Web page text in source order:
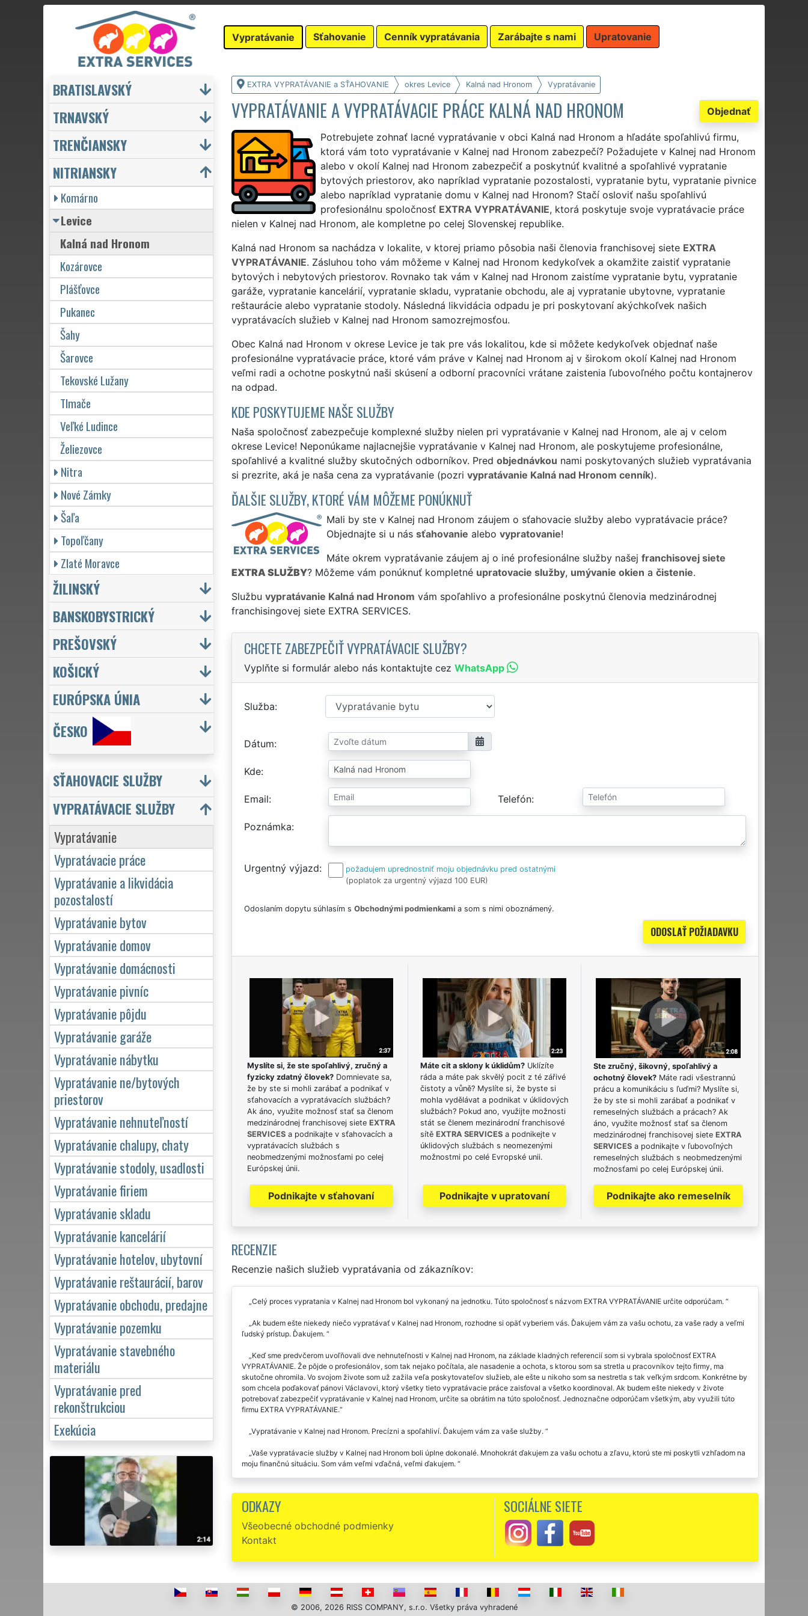
Vypratávanie Sťahovanie Cenník vypratávania Zarábajte s nami Upratovanie
EXTRA VYPRATÁVANIE a SŤAHOVANIE okres Levice Kalná nad Hronom Vypratávanie
Objednať
VYPRATÁVANIE A VYPRATÁVACIE PRÁCE KALNÁ NAD HRONOM
Potrebujete zohnať lacné vypratávanie v obci Kalná nad Hronom a hľadáte spoľahlivú firmu,
ktorá vám toto vypratávanie v Kalnej nad Hronom zabezpečí? Požadujete v Kalnej nad Hronom
alebo v okolí Kalnej nad Hronom zabezpečiť a poskytnúť kvalitné a spoľahlivé vypratanie
bytových priestorov, ako napríklad vypratanie pozostalosti, vypratanie bytu, vypratanie pivnice
alebo napríklad vypratanie domu v Kalnej nad Hronom? Stačí osloviť našu spoľahlivú
profesionálnu spoločnosť EXTRA VYPRATÁVANIE, ktorá poskytuje svoje vypratávacie práce
nielen v Kalnej nad Hronom, ale kompletne po celej Slovenskej republike.
Kalná nad Hronom sa nachádza v lokalite, v ktorej priamo pôsobia naši členovia franchisovej siete EXTRA
VYPRATÁVANIE. Zásluhou toho vám môžeme v Kalnej nad Hronom kedykoľvek a okamžite zaistiť vypratanie
bytových i nebytových priestorov. Rovnako tak vám v Kalnej nad Hronom zaistíme vypratanie bytu, vypratanie
garáže, vypratanie kancelárií, vypratanie skladu, vypratanie obchodu, ale aj vypratanie ubytovne, vypratanie
reštaurácie alebo vypratanie stodoly. Následná likvidácia odpadu je pri poskytovaní akýchkoľvek našich
vypratávacích služieb v Kalnej nad Hronom samozrejmosťou.
Obec Kalná nad Hronom v okrese Levice je tak pre vás lokalitou, kde si môžete kedykoľvek objednať naše
profesionálne vypratávacie práce, ktoré vám práve v Kalnej nad Hronom aj v širokom okolí Kalnej nad Hronom
veľmi radi a ochotne poskytnú naši skúsení a odborní pracovníci vrátane zaistenia ľubovoľného počtu kontajnerov
na odpad.
KDE POSKYTUJEME NAŠE SLUŽBY
Naša spoločnosť zabezpečuje komplexné služby nielen pri vypratávanie v Kalnej nad Hronom, ale aj v celom
okrese Levice! Neponúkame najlacnejšie vypratávanie v Kalnej nad Hronom, ale poskytujeme profesionálne,
spoľahlivé a kvalitné služby skutočných odborníkov. Pred objednávkou nami poskytovaných služieb vypratávania
si prezrite, aká je naša cena za vypratávanie (pozri vypratávanie Kalná nad Hronom cenník).
ĎALŠIE SLUŽBY, KTORÉ VÁM MÔŽEME PONÚKNUŤ
Mali by ste v Kalnej nad Hronom záujem o sťahovacie služby alebo vypratávacie práce?
Objednajte si u nás sťahovanie alebo vypratovanie!
Máte okrem vypratávanie záujem aj o iné profesionálne služby našej franchisovej siete
EXTRA SLUŽBY? Môžeme vám ponúknuť kompletné upratovacie služby, umývanie okien a čistenie.
Službu vypratávanie Kalná nad Hronom vám spoľahlivo a profesionálne poskytnú členovia medzinárodnej
franchisingovej siete EXTRA SERVICES.
CHCETE ZABEZPEČIŤ VYPRATÁVACIE SLUŽBY?
Vyplňte si formulár alebo nás kontaktujte cez WhatsApp
Služba
Dátum
Kde
Email Telefón
Poznámka
Urgentný výjazd
požadujem uprednostniť moju objednávku pred ostatnými
(poplatok za urgentný výjazd 100 EUR)
Odoslaním dopytu súhlasím s Obchodnými podmienkamia som s nimi oboznámený.
Myslíte si, že ste spoľahlivý, zručný a
fyzicky zdatný človek?Domnievate sa,
že by ste si mohli zarábať a podnikať v
sťahovacích a vypratávacích službách?
Ak áno, využite možnosť stať sa členom
medzinárodnej franchisovej siete EXTRA
SERVICESa podnikajte v sťahovacích a
vypratávacích službách s
neobmedzenými možnosťami po celej
Európskej únii.
Podnikajte v sťahovaní
Máte cit a sklony k úklidům?Uklízíte
ráda a máte pak skvělý pocit z té zářivé
čistoty a vůně? Myslíte si, že byste si
mohla vydělávat a podnikat v úklidových
službách? Pokud ano, využijte možnosti
stát se členem mezinárodní franchisové
sítě EXTRA SERVICESa podnikejte v
úklidových službách s neomezenými
možnostmi po celé Evropské unii.
Podnikajte v upratovaní
Ste zručný, šikovný, spoľahlivý a
ochotný človek? Máte radi všestrannú
prácu a komunikáciu s ľuďmi? Myslíte si,
že by ste si mohli zarábať a podnikať v
remeselných službách a prácach? Ak
áno, využite možnosť stať sa členom
medzinárodnej franchisovej siete EXTRA
SERVICES a podnikajte v ľubovoľných
remeselných službách s neobmedzenými
možnosťami po celej Európskej únii.
Podnikajte ako remeselník
RECENZIE
Recenzie našich služieb vypratávania od zákazníkov:
Celý proces vypratania v Kalnej nad Hronom bol vykonaný na jednotku. Túto spoločnosť s názvom EXTRA VYPRATÁVANIE určite odporúčam.
Ak budem ešte niekedy niečo vypratávať v Kalnej nad Hronom, rozhodne si opäť vyberiem vás. Ďakujem vám za vašu ochotu, za vaše rady a veľmi
ľudský prístup. Ďakujem.
Keď sme predvčerom uvoľňovali dve nehnuteľnosti v Kalnej nad Hronom, na základe kladných referencií som si vybrala spoločnosť EXTRA
VYPRATÁVANIE. Že pôjde o profesionálov, som tak nejako počítala, ale nasadenie a ochota, s ktorou som sa stretla u pracovníkov tejto firmy, ma
skutočne ohromila. Vo svojom živote som už zažila veľa poskytovateľov služieb, ale ešte u nikoho som sa nestretla s tak veľkým srdcom. Konkrétne by
som chcela poďakovať pánovi Václavovi, ktorý všetky tieto vypratávacie práce zaisťoval a všetko koordinoval. Ak budem ešte niekedy v živote
potrebovať zabezpečiť vypratávanie v Kalnej nad Hronom, určite sa obrátim na túto spoločnosť. Jednoznačne odporúčam všetkým, aby využili túto
firmu EXTRA VYPRATÁVANIE.
Vypratávanie v Kalnej nad Hronom. Precízni a spoľahliví. Ďakujem vám za vaše služby.
Vaše vypratávacie služby v Kalnej nad Hronom boli úplne dokonalé. Mnohokrát ďakujem za vašu ochotu a zľavu, ktorú ste mi poskytli vzhľadom na
moju finančnú situáciu. Som vám veľmi vďačná, veľmi ďakujem.
Na základe odporúčania mojej kamarátky som využila vypratávanie v Kalnej nad Hronom od spoločnosti EXTRA VYPRATÁVANIE. Som veľmi rada,
som sa musela o niečo starať. Všetko bolo povyberané za pár hodín a cena bola parádna. Určite odporúčam.
pristavený kontajner na odpad a kompletné vypratanie bolo hotové za pár hodín. Výborná cena, profesionálny prístup, perfektná komunikácia.
Ďakujem za poskytnuté vypratanie v Kalnej nad Hronom. Váš ľudský prístup si skutočne vážim. Určite budem vašu firmu každému odporúčať.
ODKAZY
Všeobecné obchodné podmienky
Kontakt
SOCIÁLNE SIETE
BRATISLAVSKÝ
TRNAVSKÝ
TRENČIANSKY
NITRIANSKY
Komárno
Levice
Kalná nad Hronom
Kozárovce
Plášťovce
Pukanec
Šahy
Šarovce
Tekovské Lužany
Tlmače
Veľké Ludince
Želiezovce
Nitra
Nové Zámky
Šaľa
Topoľčany
Zlaté Moravce
ŽILINSKÝ
BANSKOBYSTRICKÝ
PREŠOVSKÝ
KOŠICKÝ
EURÓPSKA ÚNIA
ČESKO
SŤAHOVACIE SLUŽBY
VYPRATÁVACIE SLUŽBY
Vypratávanie
Vypratávacie práce
Vypratávanie a likvidácia
pozostalostí
Vypratávanie bytov
Vypratávanie domov
Vypratávanie domácnosti
Vypratávanie pivníc
Vypratávanie pôjdu
Vypratávanie garáže
Vypratávanie nábytku
Vypratávanie ne/bytových
priestorov
Vypratávanie nehnuteľností
Vypratávanie chalupy, chaty
Vypratávanie stodoly, usadlosti
Vypratávanie firiem
Vypratávanie skladu
Vypratávanie kancelárií
Vypratávanie hotelov, ubytovní
Vypratávanie reštaurácií, barov
Vypratávanie obchodu, predajne
Vypratávanie pozemku
Vypratávanie stavebného
materiálu
Vypratávanie pred
rekonštrukciou
Exekúcia
© 2006, 2026 RISS COMPANY, s.r.o. Všetky práva vyhradené